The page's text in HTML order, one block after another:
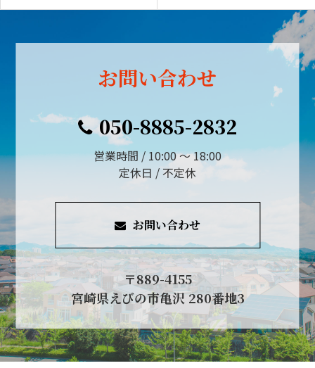
お問い合わせ
050-8885-2832
営業時間 / 10:00 ～ 18:00
定休日 / 不定休
お問い合わせ
〒889-4155
宮崎県えびの市亀沢 280番地3